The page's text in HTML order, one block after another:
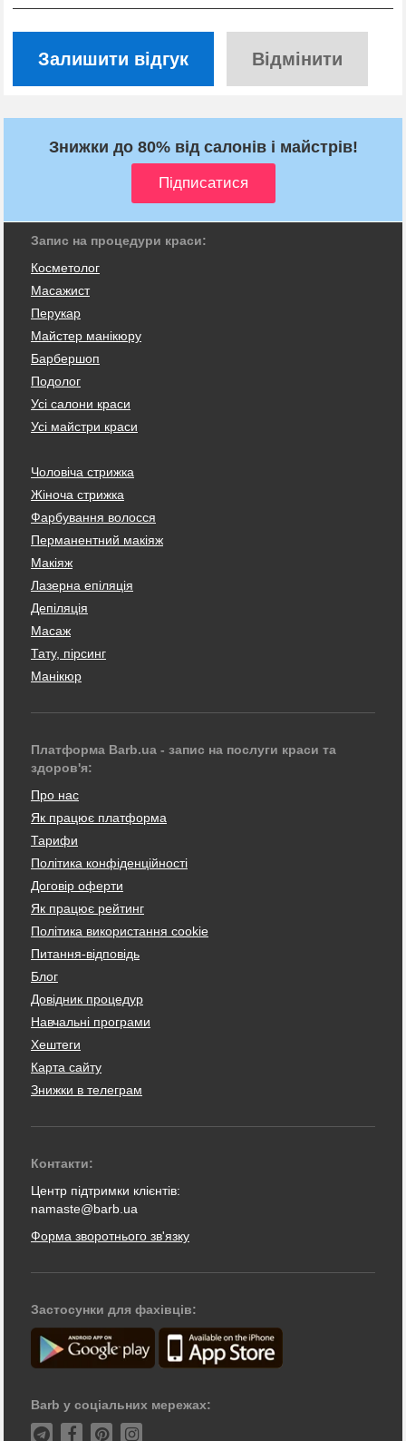
Залишити відгук Відмінити
Знижки до 80% від салонів і майстрів!
Запис на процедури краси:
Косметолог
Масажист
Перукар
Майстер манікюру
Барбершоп
Подолог
Усі салони краси
Усі майстри краси
Чоловіча стрижка
Жіноча стрижка
Фарбування волосся
Перманентний макіяж
Макіяж
Лазерна епіляція
Депіляція
Масаж
Тату, пірсинг
Манікюр
Платформа Barb.ua - запис на послуги краси та
здоров'я:
Про нас
Як працює платформа
Тарифи
Політика конфіденційності
Договір оферти
Як працює рейтинг
Політика використання cookie
Питання-відповідь
Блог
Довідник процедур
Навчальні програми
Хештеги
Карта сайту
Знижки в телеграм
Контакти:
Центр підтримки клієнтів:
namaste@barb.ua
Форма зворотнього зв'язку
Застосунки для фахівців:
Barb у соціальних мережах: